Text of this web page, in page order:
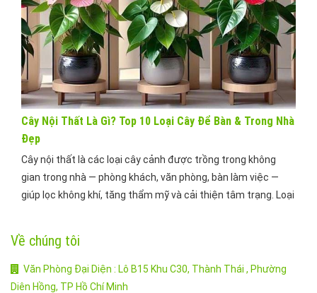
Cây Nội Thất Là Gì? Top 10 Loại Cây Để Bàn & Trong Nhà
Đẹp
Cây nội thất là các loại cây cảnh được trồng trong không
gian trong nhà — phòng khách, văn phòng, bàn làm việc —
giúp lọc không khí, tăng thẩm mỹ và cải thiện tâm trạng. Loại
Về chúng tôi
Văn Phòng Đại Diện : Lô B15 Khu C30, Thành Thái , Phường
Diên Hồng, TP Hồ Chí Minh